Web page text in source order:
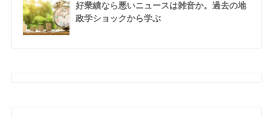
好業績なら悪いニュースは雑音か。過去の地
政学ショックから学ぶ